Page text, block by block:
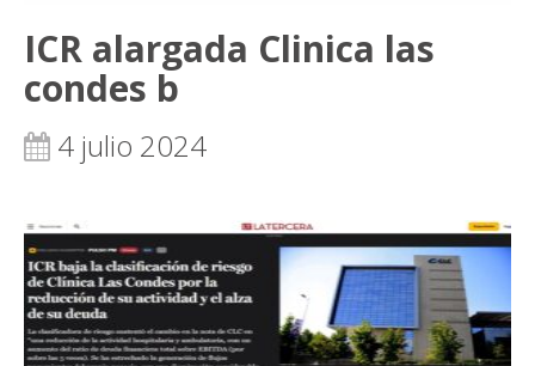
ICR alargada Clinica las
condes b
4 julio 2024